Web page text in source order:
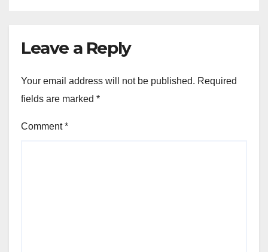
Leave a Reply
Your email address will not be published. Required
fields are marked *
Comment*